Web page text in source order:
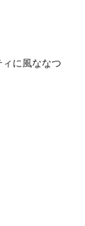
に風ななつ